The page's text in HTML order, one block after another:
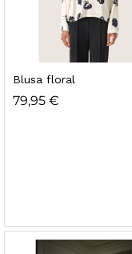
Blusa floral
79,95 €